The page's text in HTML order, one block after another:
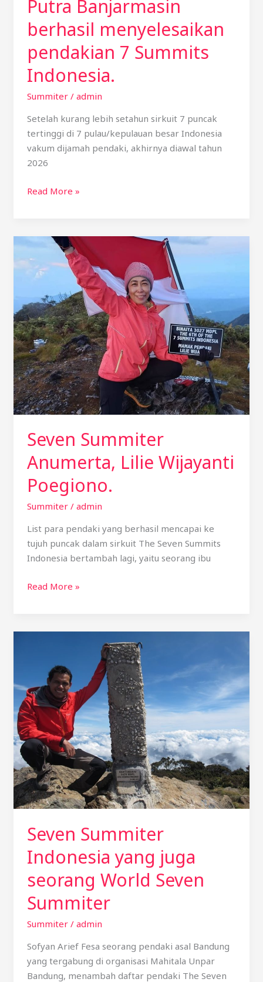
Putra Banjarmasin
berhasil menyelesaikan
pendakian 7 Summits
Indonesia.
Summiter/ admin
Setelah kurang lebih setahun sirkuit 7 puncak
tertinggi di 7 pulau/kepulauan besar Indonesia
vakum dijamah pendaki, akhirnya diawal tahun
2026
Read More »
Seven Summiter
Anumerta, Lilie Wijayanti
Poegiono.
Summiter/ admin
List para pendaki yang berhasil mencapai ke
tujuh puncak dalam sirkuit The Seven Summits
Indonesia bertambah lagi, yaitu seorang ibu
Summiter
Anumerta,
Wijayanti
Poegiono.
Read More »
Seven Summiter
Indonesia yang juga
seorang World Seven
Summiter
Summiter/ admin
Sofyan Arief Fesa seorang pendaki asal Bandung
yang tergabung di organisasi Mahitala Unpar
Bandung, menambah daftar pendaki The Seven
Indonesia
yang
juga
seorang
World
Seven
Summiter